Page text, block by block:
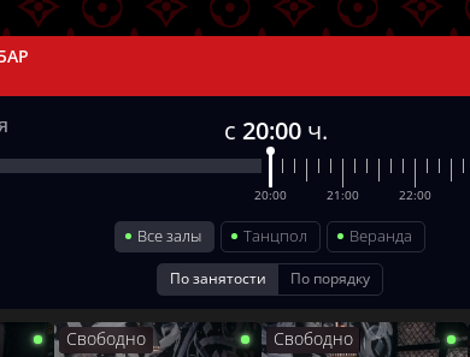
с 20:00 ч.
20:00 21:00 22:00
Все залы Танцпол Веранда
По занятости По порядку
Свободно Свободно